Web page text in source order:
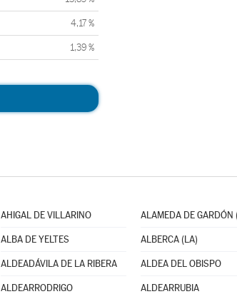
4,17 %
1,39 %
AHIGAL DE VILLARINO ALAMEDA DE GARDÓN
ALBA DE YELTES ALBERCA (LA)
ALDEADÁVILA DE LA RIBERA ALDEA DEL OBISPO
ALDEARRODRIGO ALDEARRUBIA